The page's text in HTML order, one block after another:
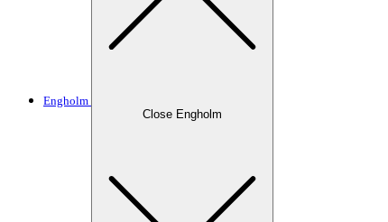
Engholm
Close Engholm